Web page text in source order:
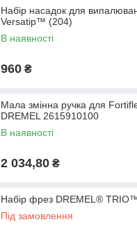
Набір насадок для
Versatip™ (204)
В наявності
960 ₴
Мала змінна ручка для
DREMEL 2615910100
В наявності
2 034,80 ₴
Набір фрез DREMEL®
Під замовлення